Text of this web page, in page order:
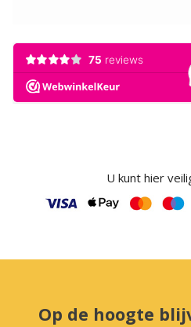
U kunt hier
Op de hoogte